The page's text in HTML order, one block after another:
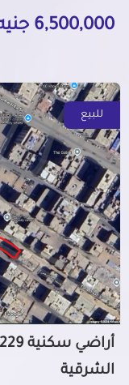
6,500,000 جنيه
للبيع
الشرقية